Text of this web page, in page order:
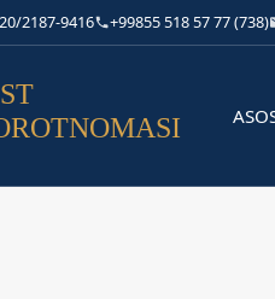
2187-9416 +99855 518 57 77 (738)